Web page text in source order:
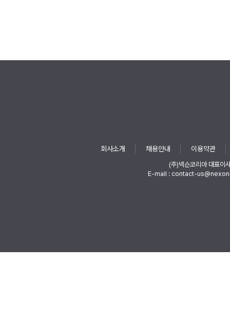
회사소개 채용안내 이용약관
(주)넥슨코리아 대표이
E-mail : contact-